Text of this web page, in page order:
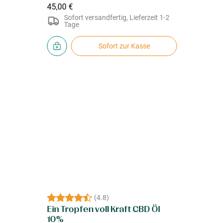
45,00 €
Sofort versandfertig, Lieferzeit 1-2
Tage
Sofort zur Kasse
(4.8)
Ein Tropfen voll Kraft CBD Öl
10%